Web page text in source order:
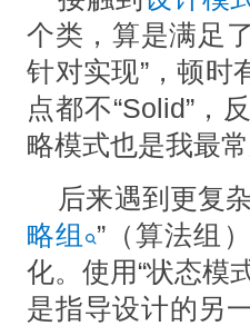
个类，算是满⾜
针对实现”，顿时
点都不“Solid”，
略模式也是我最
后来遇到更复
略组 ”（算法组
化。使⽤“状态模
是指导设计的另